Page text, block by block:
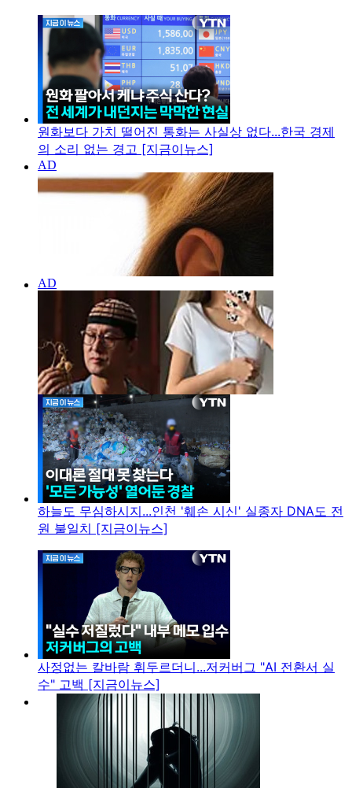
원화보다 가치 떨어진 통화는 사실상 없다...한국 경제
의 소리 없는 경고 [지금이뉴스]
하늘도 무심하시지...인천 '훼손 시신' 실종자 DNA도 전
원 불일치 [지금이뉴스]
사정없는 칼바람 휘두르더니...저커버그 "AI 전환서 실
수" 고백 [지금이뉴스]